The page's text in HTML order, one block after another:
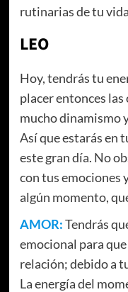
rutinarias de tu
LEO
Hoy, tendrás tu
placer entonces
mucho dinamismo
Así que estarás en
este gran día. No
con tus emociones
algún momento,
AMOR:Tendrás
emocional para
relación; debido a
La energía del